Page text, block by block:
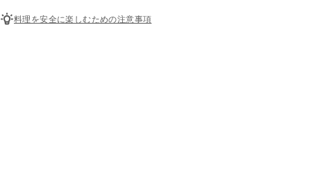
料理を安全に楽しむための注意事項